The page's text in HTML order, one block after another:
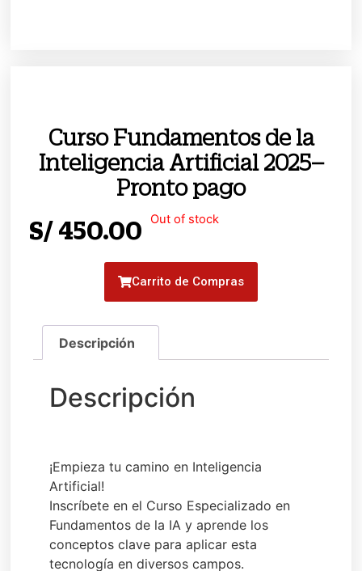
Curso Fundamentos de la
Inteligencia Artificial 2025–
Pronto pago
S/ 450.00 Out of stock
Carrito de Compras
¡Empieza tu camino en Inteligencia
Artificial!
Inscríbete en el Curso Especializado en
Fundamentos de la IA y aprende los
conceptos clave para aplicar esta
tecnología en diversos campos.